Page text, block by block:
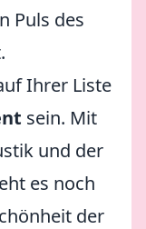
Puls des
Ihrer Liste
sein. Mit
und der
es noch
der